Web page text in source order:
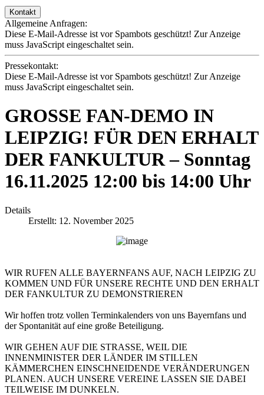
Kontakt
Allgemeine Anfragen:
Diese E-Mail-Adresse ist vor Spambots geschützt! Zur Anzeige
muss JavaScript eingeschaltet sein.
Pressekontakt:
Diese E-Mail-Adresse ist vor Spambots geschützt! Zur Anzeige
muss JavaScript eingeschaltet sein.
GROSSE FAN-DEMO IN
LEIPZIG! FÜR DEN ERHALT
DER FANKULTUR – Sonntag
16.11.2025 12:00 bis 14:00 Uhr
Details
Erstellt: 12. November 2025
WIR RUFEN ALLE BAYERNFANS AUF, NACH LEIPZIG ZU
KOMMEN UND FÜR UNSERE RECHTE UND DEN ERHALT
DER FANKULTUR ZU DEMONSTRIEREN
Wir hoffen trotz vollen Terminkalenders von uns Bayernfans und
der Spontanität auf eine große Beteiligung.
WIR GEHEN AUF DIE STRASSE, WEIL DIE
INNENMINISTER DER LÄNDER IM STILLEN
KÄMMERCHEN EINSCHNEIDENDE VERÄNDERUNGEN
PLANEN. AUCH UNSERE VEREINE LASSEN SIE DABEI
TEILWEISE IM DUNKELN.